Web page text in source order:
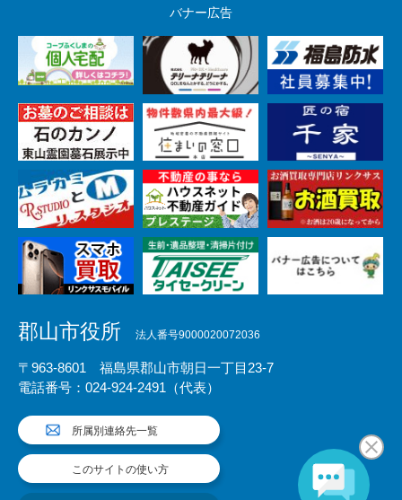
バナー広告
郡山市役所 法人番号9000020072036
〒963-8601 福島県郡山市朝日一丁目23-7
電話番号：024-924-2491（代表）
所属別連絡先一覧
このサイトの使い方